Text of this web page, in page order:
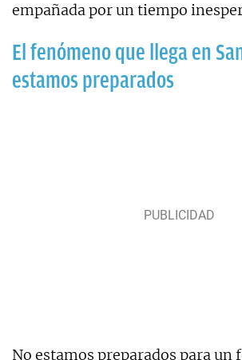
empañada por un tiempo
El fenómeno que llega en
estamos preparados
No estamos preparados para un